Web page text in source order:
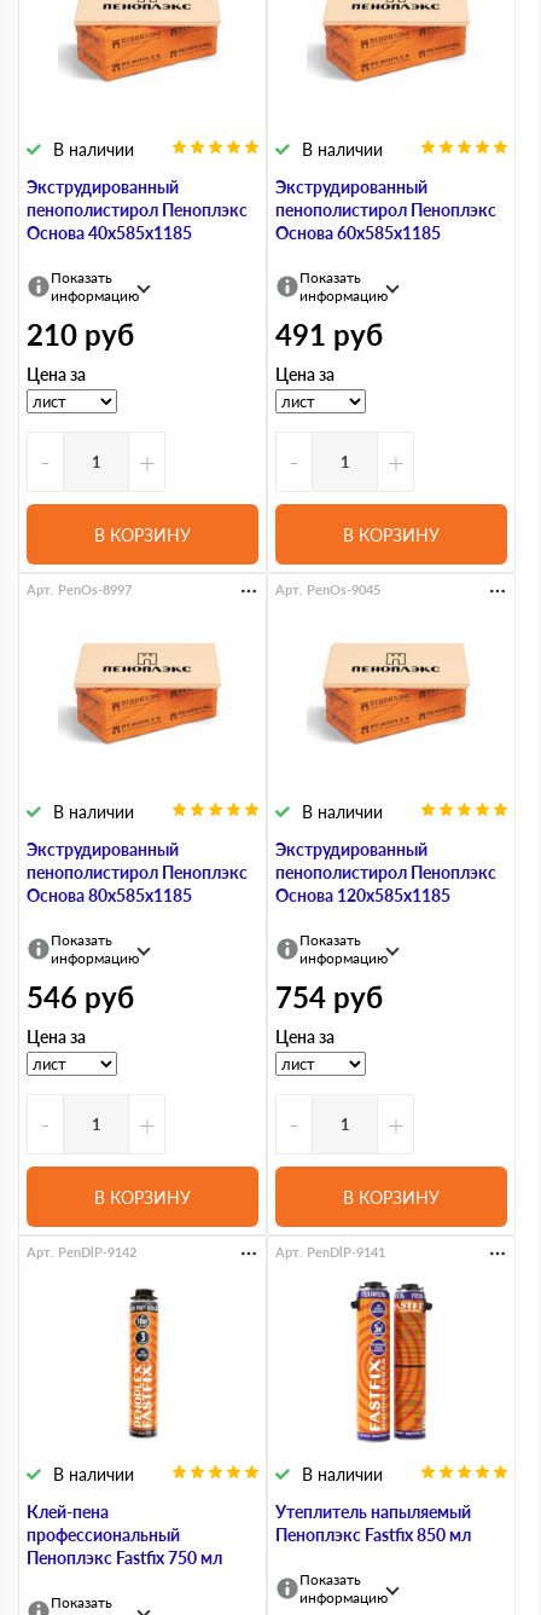
Экструдированный
пенополистирол Пеноплэкс
Основа 40х585х1185
В наличии
Показать
информацию
210 руб
Цена за
- +
В КОРЗИНУ
Экструдированный
пенополистирол Пеноплэкс
Основа 60х585х1185
В наличии
Показать
информацию
491 руб
Цена за
- +
В КОРЗИНУ
Экструдированный
пенополистирол Пеноплэкс
Основа 80х585х1185
В наличии
Арт. PenOs-8997
Показать
информацию
546 руб
Цена за
- +
В КОРЗИНУ
Экструдированный
пенополистирол Пеноплэкс
Основа 120х585х1185
В наличии
Арт. PenOs-9045
Показать
информацию
754 руб
Цена за
- +
В КОРЗИНУ
Клей-пена
профессиональный
Пеноплэкс Fastfix 750 мл
В наличии
Арт. PenDlP-9142
Показать
Утеплитель напыляемый
Пеноплэкс Fastfix 850 мл
В наличии
Арт. PenDlP-9141
Показать
информацию